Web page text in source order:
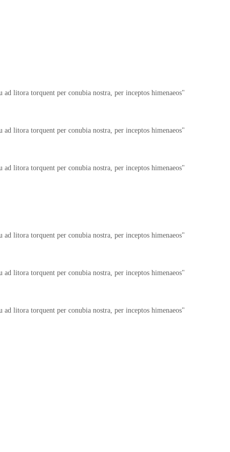
litora torquent per conubia nostra, per inceptos himenaeos
litora torquent per conubia nostra, per inceptos himenaeos
litora torquent per conubia nostra, per inceptos himenaeos
litora torquent per conubia nostra, per inceptos himenaeos
litora torquent per conubia nostra, per inceptos himenaeos
litora torquent per conubia nostra, per inceptos himenaeos